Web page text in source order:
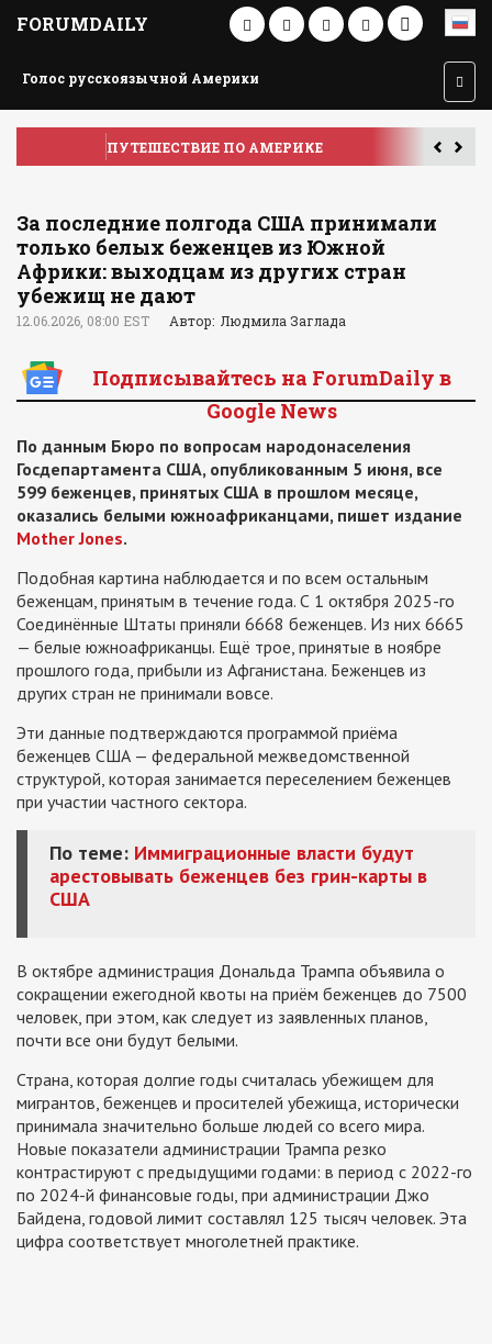
FORUMDAILY
Голос русскоязычной Америки
ПУТЕШЕСТВИЕ ПО АМЕРИКЕ
За последние полгода США принимали
только белых беженцев из Южной
Африки: выходцам из других стран
убежищ не дают
12.06.2026, 08:00 EST Автор: Людмила Заглада
Подписывайтесь на ForumDaily в
Google News
По данным Бюро по вопросам народонаселения
Госдепартамента США, опубликованным 5 июня, все
599 беженцев, принятых США в прошлом месяце,
оказались белыми южноафриканцами, пишет издание
Mother Jones.
Подобная картина наблюдается и по всем остальным
беженцам, принятым в течение года. С 1 октября 2025-го
Соединённые Штаты приняли 6668 беженцев. Из них 6665
— белые южноафриканцы. Ещё трое, принятые в ноябре
прошлого года, прибыли из Афганистана. Беженцев из
других стран не принимали вовсе.
Эти данные подтверждаются программой приёма
беженцев США — федеральной межведомственной
структурой, которая занимается переселением беженцев
при участии частного сектора.
По теме: Иммиграционные власти будут
арестовывать беженцев без грин-карты в
США
В октябре администрация Дональда Трампа объявила о
сокращении ежегодной квоты на приём беженцев до 7500
человек, при этом, как следует из заявленных планов,
почти все они будут белыми.
Страна, которая долгие годы считалась убежищем для
мигрантов, беженцев и просителей убежища, исторически
принимала значительно больше людей со всего мира.
Новые показатели администрации Трампа резко
контрастируют с предыдущими годами: в период с 2022-го
по 2024-й финансовые годы, при администрации Джо
Байдена, годовой лимит составлял 125 тысяч человек. Эта
цифра соответствует многолетней практике.